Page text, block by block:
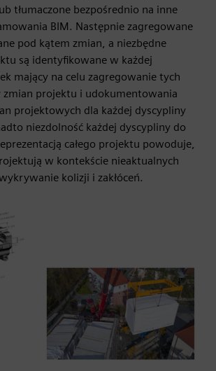
tłumaczone bezpośrednio na inne
BIM. Następnie zagregowane
pod kątem zmian, a niezbędne
są identyfikowane w każdej
mający na celu zagregowanie tych
zmian projektu i udokumentowania
projektowych dla każdej dyscypliny
niezdolność każdej dyscypliny do
całego projektu powoduje,
w kontekście nieaktualnych
kolizji i zakłóceń.